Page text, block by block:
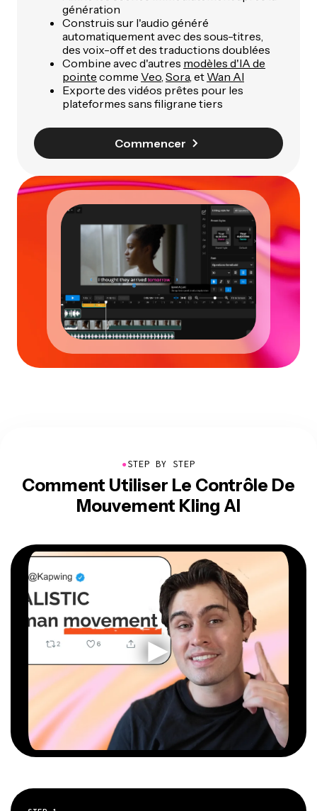
génération
Construis sur l'audio généré
automatiquement avec des sous-titres,
des voix-off et des traductions doublées
Combine avec d'autres modèles d'IA de
pointe comme Veo, Sora, et Wan AI
Exporte des vidéos prêtes pour les
plateformes sans filigrane tiers
Commencer
●STEP BY STEP
Comment Utiliser Le Contrôle De
Mouvement Kling AI